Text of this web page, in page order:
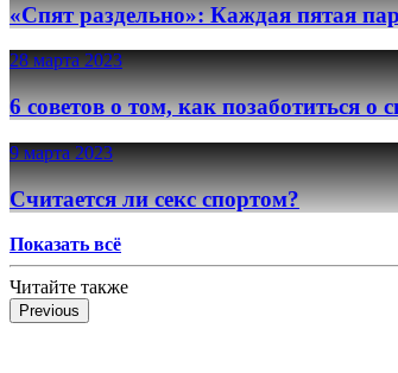
«Спят раздельно»: Каждая пятая
28 марта 2023
6 советов о том, как позаботиться о
9 марта 2023
Считается ли секс спортом?
Показать всё
Читайте также
Previous